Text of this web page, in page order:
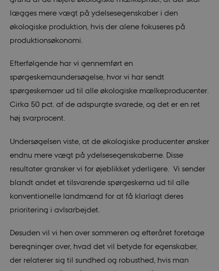
lægges mere vægt på ydelsesegenskaber i den
økologiske produktion, hvis der alene fokuseres på
produktionsøkonomi.
Efterfølgende har vi gennemført en
spørgeskemaundersøgelse, hvor vi har sendt
spørgeskemaer ud til alle økologiske mælkeproducenter.
Cirka 50 pct. af de adspurgte svarede, og det er en ret
høj svarprocent.
Undersøgelsen viste, at de økologiske producenter ønsker
endnu mere vægt på ydelsesegenskaberne. Disse
resultater gransker vi for øjeblikket yderligere. Vi sender
blandt andet et tilsvarende spørgeskema ud til alle
konventionelle landmænd for at få klarlagt deres
prioritering i avlsarbejdet.
Desuden vil vi hen over sommeren og efteråret foretage
beregninger over, hvad det vil betyde for egenskaber,
der relaterer sig til sundhed og robusthed, hvis man